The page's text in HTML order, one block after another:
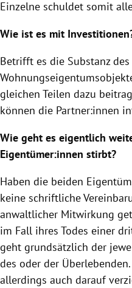
Einzelne schuldet somit
Wie ist es mit
Betrifft es die Substanz des
gleichen Teilen dazu
können die Partner:innen
Wie geht es eigentlich
Eigentümer:innen stirbt?
Haben die beiden
keine schriftliche
anwaltlicher Mitwirkung
im Fall ihres Todes einer
geht grundsätzlich der
des oder der
allerdings auch darauf